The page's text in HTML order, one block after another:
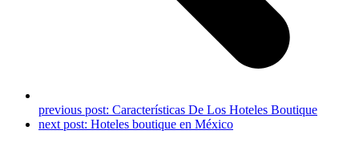
previous post: Características De Los Hoteles Boutique
next post: Hoteles boutique en México